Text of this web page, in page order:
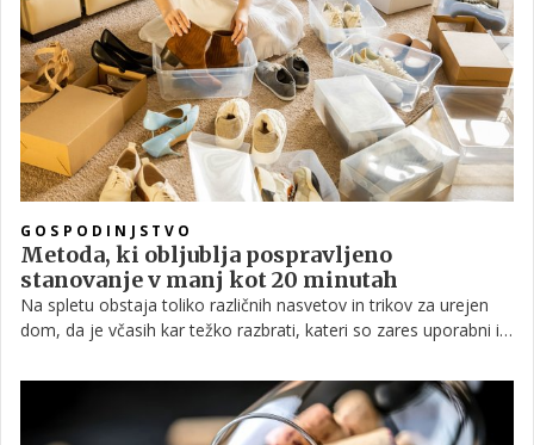
GOSPODINJSTVO
Metoda, ki obljublja pospravljeno
stanovanje v manj kot 20 minutah
Na spletu obstaja toliko različnih nasvetov in trikov za urejen
dom, da je včasih kar težko razbrati, kateri so zares uporabni in
pospravljanje, ki prihrani tako čas kot trud, je znan kot metoda